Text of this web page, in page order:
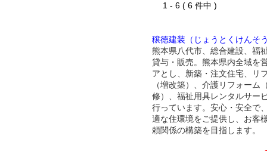
1 - 6 ( 6 件中 )
穣徳建装（じょうとくけんそ
熊本県八代市、総合建設、福
貸与・販売。熊本県内全域を
アとし、新築・注文住宅、リ
（増改築）、介護リフォーム
修）、福祉用具レンタルサー
行っています。安心・安全で
適な住環境をご提供し、お客
頼関係の構築を目指します。